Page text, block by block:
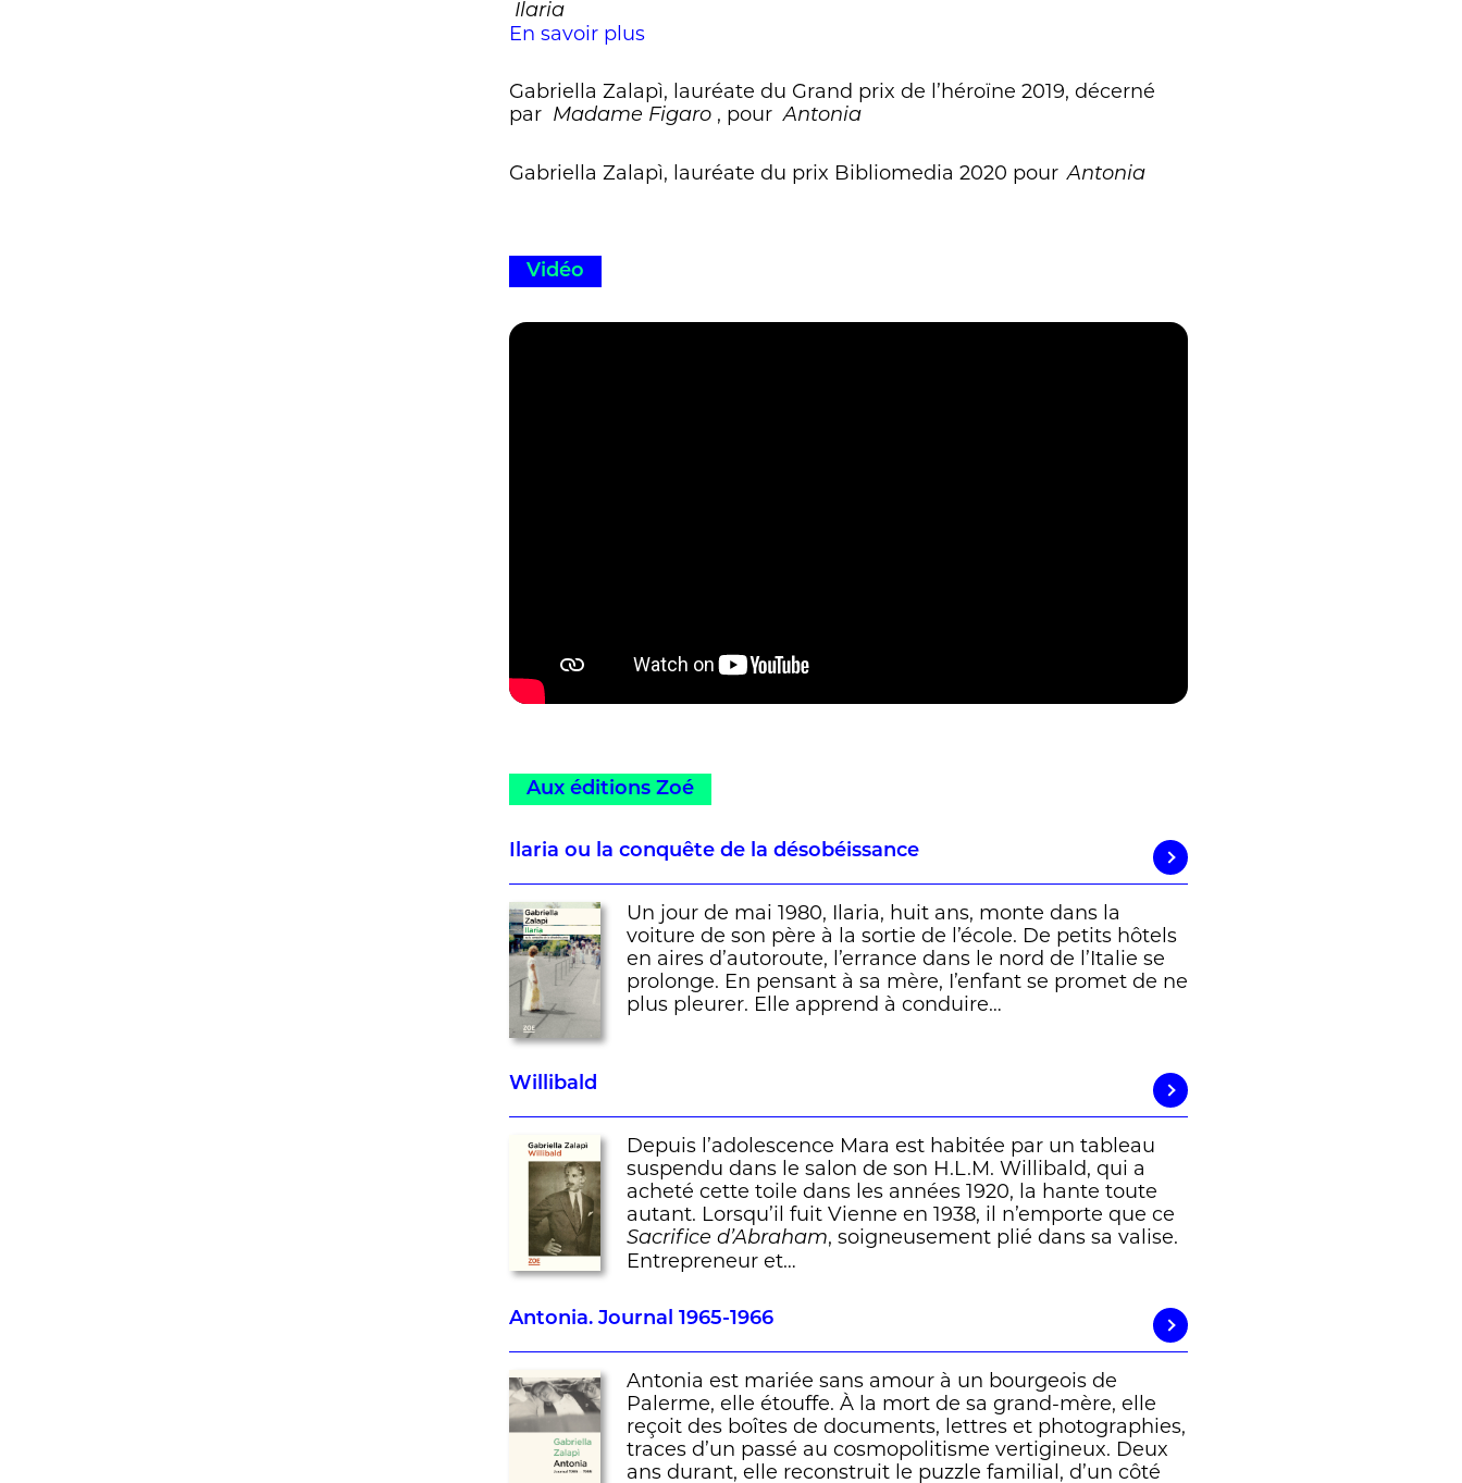
Ilaria
En savoir plus
Gabriella Zalapì, lauréate du Grand prix de l’héroïne 2019, décerné
par Madame Figaro , pour Antonia
Gabriella Zalapì, lauréate du prix Bibliomedia 2020 pour Antonia
Vidéo
Aux éditions Zoé
Ilaria ou la conquête de la désobéissance
Un jour de mai 1980, Ilaria, huit ans, monte dans la
voiture de son père à la sortie de l’école. De petits hôtels
en aires d’autoroute, l’errance dans le nord de l’Italie se
prolonge. En pensant à sa mère, I’enfant se promet de ne
plus pleurer. Elle apprend à conduire…
Willibald
Depuis l’adolescence Mara est habitée par un tableau
suspendu dans le salon de son H.L.M. Willibald, qui a
acheté cette toile dans les années 1920, la hante toute
autant. Lorsqu’il fuit Vienne en 1938, il n’emporte que ce
Sacrifice d’Abraham, soigneusement plié dans sa valise.
Entrepreneur et…
Antonia. Journal 1965-1966
Antonia est mariée sans amour à un bourgeois de
Palerme, elle étouffe. À la mort de sa grand-mère, elle
reçoit des boîtes de documents, lettres et photographies,
traces d’un passé au cosmopolitisme vertigineux. Deux
ans durant, elle reconstruit le puzzle familial, d’un côté